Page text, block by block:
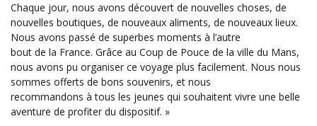
Chaque jour, nous avons découvert de nouvelles choses, de
nouvelles boutiques, de nouveaux aliments, de nouveaux lieux.
Nous avons passé de superbes moments à l’autre
bout de la France. Grâce au Coup de Pouce de la ville du Mans,
nous avons pu organiser ce voyage plus facilement. Nous nous
sommes offerts de bons souvenirs, et nous
recommandons à tous les jeunes qui souhaitent vivre une belle
aventure de profiter du dispositif. »